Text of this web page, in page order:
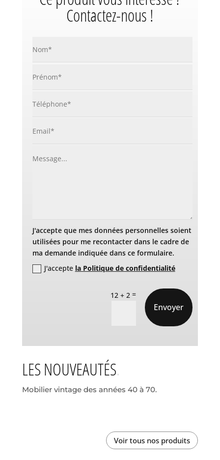
Contactez-nous !
J'accepte que mes données personnelles soient
utilisées pour me recontacter dans le cadre de
ma demande indiquée dans ce formulaire.
J'accepte la Politique de confidentialité
12 + 2 =
Envoyer
LES NOUVEAUTÉS
Mobilier vintage des années 40 à 70.
Voir tous nos produits